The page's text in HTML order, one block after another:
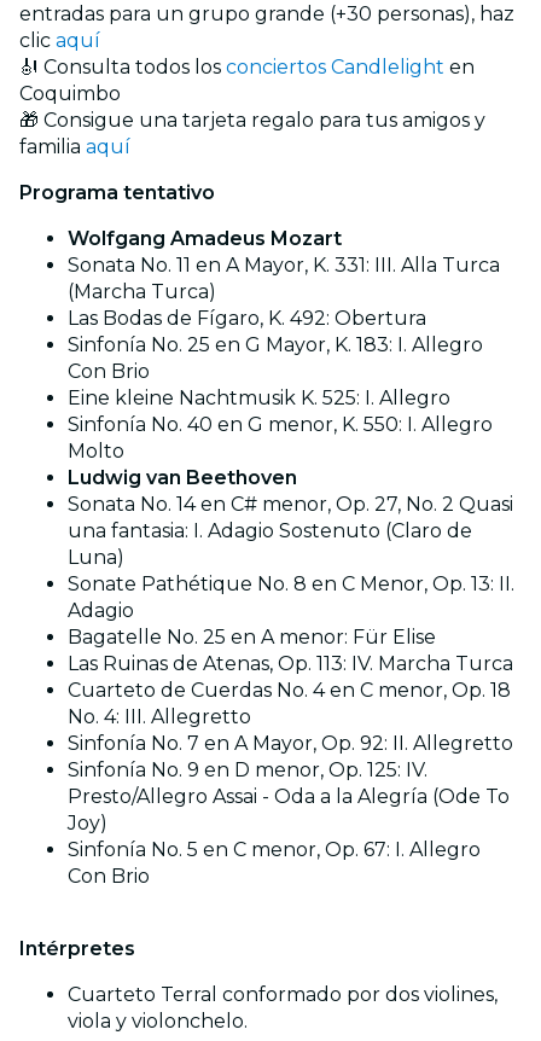
entradas para un grupo grande (+30 personas), haz
clic aquí
🎻 Consulta todos los conciertos Candlelight en
Coquimbo
🎁 Consigue una tarjeta regalo para tus amigos y
familia aquí
Programa tentativo
Wolfgang Amadeus Mozart
Sonata No. 11 en A Mayor, K. 331: III. Alla Turca
(Marcha Turca)
Las Bodas de Fígaro, K. 492: Obertura
Sinfonía No. 25 en G Mayor, K. 183: I. Allegro
Con Brio
Eine kleine Nachtmusik K. 525: I. Allegro
Sinfonía No. 40 en G menor, K. 550: I. Allegro
Molto
Ludwig van Beethoven
Sonata No. 14 en C# menor, Op. 27, No. 2 Quasi
una fantasia: I. Adagio Sostenuto (Claro de
Luna)
Sonate Pathétique No. 8 en C Menor, Op. 13: II.
Adagio
Bagatelle No. 25 en A menor: Für Elise
Las Ruinas de Atenas, Op. 113: IV. Marcha Turca
Cuarteto de Cuerdas No. 4 en C menor, Op. 18
No. 4: III. Allegretto
Sinfonía No. 7 en A Mayor, Op. 92: II. Allegretto
Sinfonía No. 9 en D menor, Op. 125: IV.
Presto/Allegro Assai - Oda a la Alegría (Ode To
Joy)
Sinfonía No. 5 en C menor, Op. 67: I. Allegro
Con Brio
Intérpretes
Cuarteto Terral conformado por dos violines,
viola y violonchelo.